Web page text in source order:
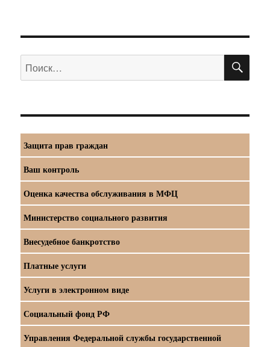
Искать:
Защита прав граждан
Ваш контроль
Оценка качества обслуживания в МФЦ
Министерство социального развития
Внесудебное банкротство
Платные услуги
Услуги в электронном виде
Социальный фонд РФ
Управления Федеральной службы государственной